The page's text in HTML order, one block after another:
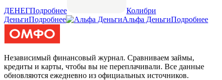
ДЕНЕГПодробнее
Колибри
ДеньгиПодробнее Альфа ДеньгиПодробнее
Независимый финансовый журнал. Сравниваем займы,
кредиты и карты, чтобы вы не переплачивали. Все данные
обновляются ежедневно из официальных источников.